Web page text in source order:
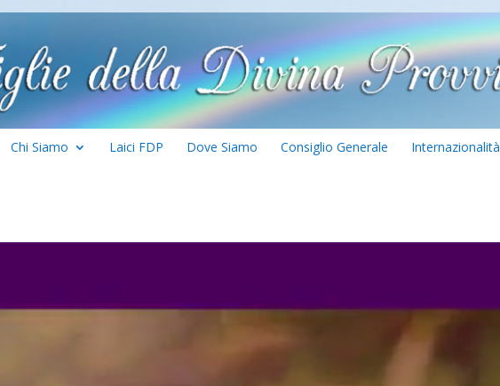
Chi Siamo Laici FDP Dove Siamo Consiglio Generale Internazionalità